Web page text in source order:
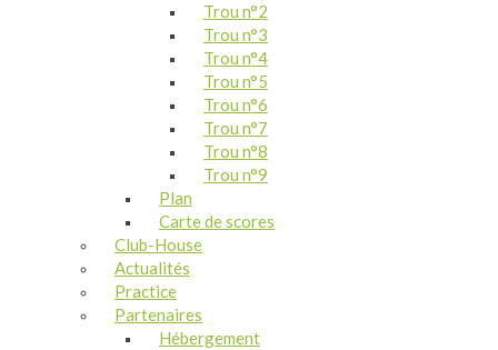
Trou n°2
Trou n°3
Trou n°4
Trou n°5
Trou n°6
Trou n°7
Trou n°8
Trou n°9
Plan
Carte de scores
Club-House
Actualités
Practice
Partenaires
Hébergement